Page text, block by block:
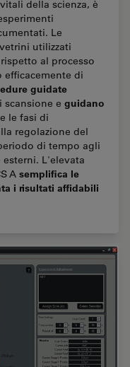
della scienza, è
Le
utilizzati
al processo
di
guidate
e guidano
le fasi di
regolazione del
di tempo agli
L'elevata
A semplifica le
i risultati affidabili